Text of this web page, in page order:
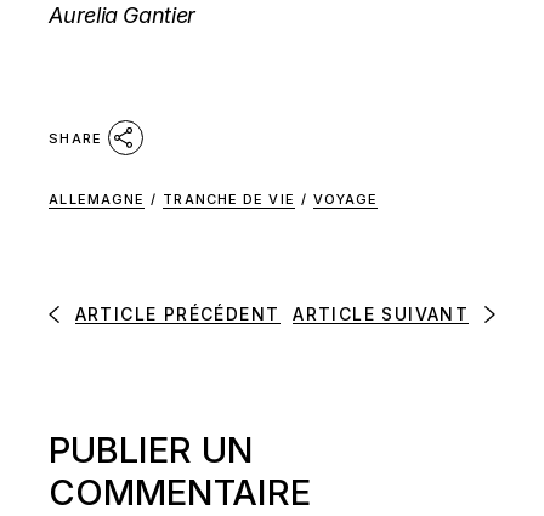
Aurelia Gantier
SHARE
ALLEMAGNE / TRANCHE DE VIE / VOYAGE
ARTICLE PRÉCÉDENT ARTICLE SUIVANT
PUBLIER UN
COMMENTAIRE